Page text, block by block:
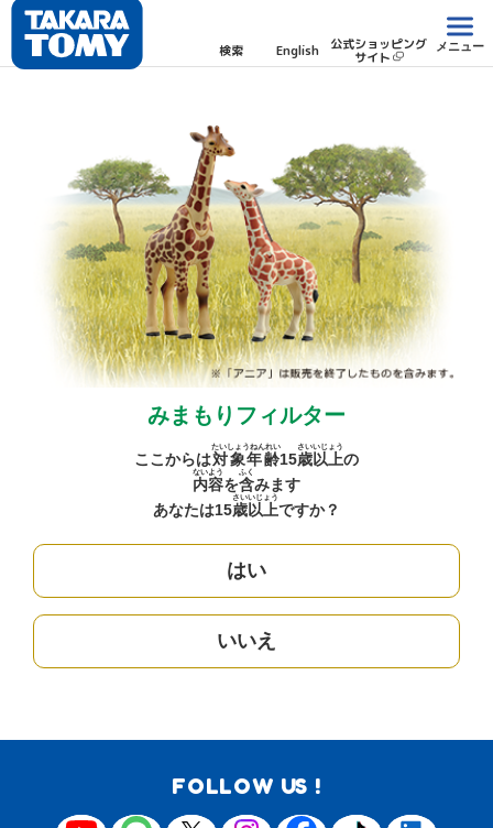
検索 English 公式ショッピング
サイト
メニュー
みまもりフィルター
ここからは対象年齢
たいしょうねんれい
15歳
さい
以上
いじょう
の
内容
ないよう
を含
ふく
みます
あなたは15歳
さい
以上
いじょう
ですか？
はい
いいえ
FOLLOW US !